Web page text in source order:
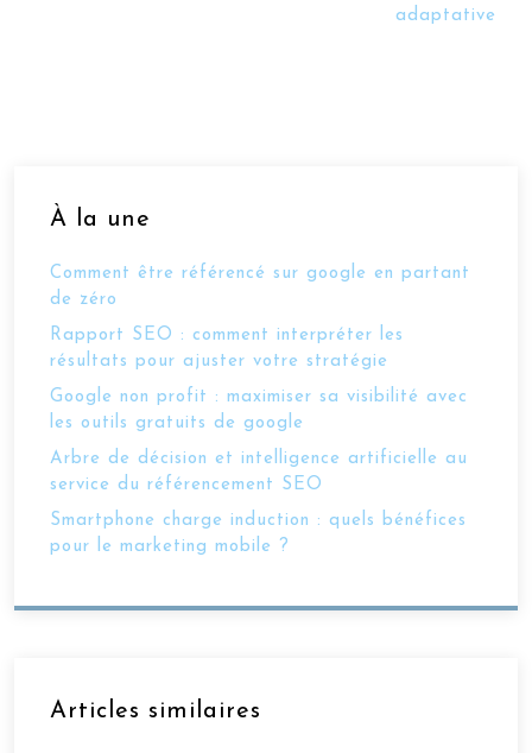
adaptative
À la une
Comment être référencé sur google en partant
de zéro
Rapport SEO : comment interpréter les
résultats pour ajuster votre stratégie
Google non profit : maximiser sa visibilité avec
les outils gratuits de google
Arbre de décision et intelligence artificielle au
service du référencement SEO
Smartphone charge induction : quels bénéfices
pour le marketing mobile ?
Articles similaires